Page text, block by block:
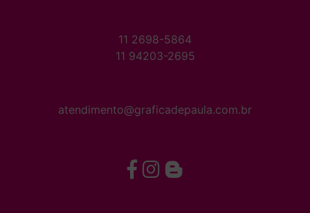
11 2698-5864
11 94203-2695
atendimento@graficadepaula.com.br